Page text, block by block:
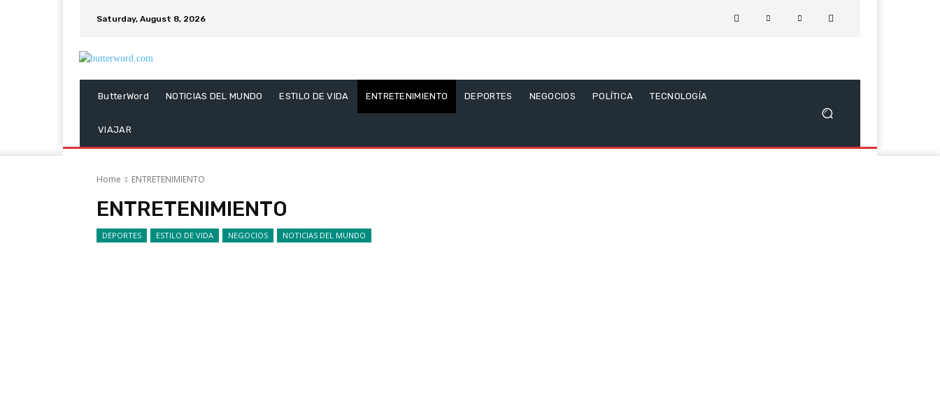
Saturday, August 8, 2026
ButterWord NOTICIAS DEL MUNDO ESTILO DE VIDA ENTRETENIMIENTO DEPORTES NEGOCIOS POLÍTICA TECNOLOGÍA
VIAJAR
Home ENTRETENIMIENTO
ENTRETENIMIENTO
DEPORTES ESTILO DE VIDA NEGOCIOS NOTICIAS DEL MUNDO